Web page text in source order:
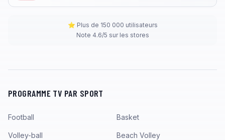
⭐ Plus de 150 000 utilisateurs
Note 4.6/5 sur les stores
PROGRAMME TV PAR SPORT
Football Basket
Volley-ball Beach Volley